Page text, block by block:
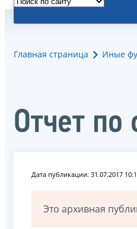
Главная страница Иные
Отчет
Дата публикации: 31.07.2017
Это архивная